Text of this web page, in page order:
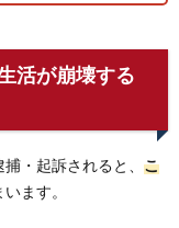
活が崩壊する
・起訴されると、 こ
ます。